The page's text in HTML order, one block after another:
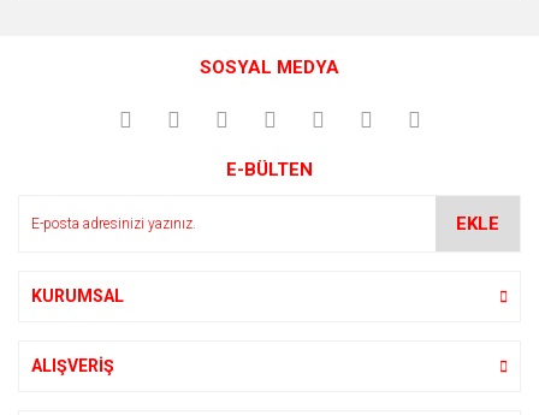
kullanarak tarafımıza iletebilirsiniz.
Görüş ve önerileriniz için teşekkür ederiz.
Ürün açıklamasında eksik bilgiler bulunuyor.
SOSYAL MEDYA
E-BÜLTEN
EKLE
KURUMSAL
ALIŞVERİŞ